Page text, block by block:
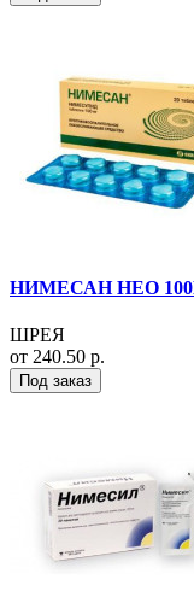
НИМЕСАН НЕО
ШРЕЯ
от 240.50 р.
Под заказ